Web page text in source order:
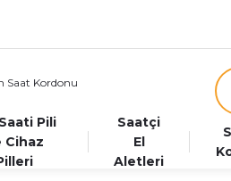
Pili
Cihaz
Saatçi
El
Aletleri